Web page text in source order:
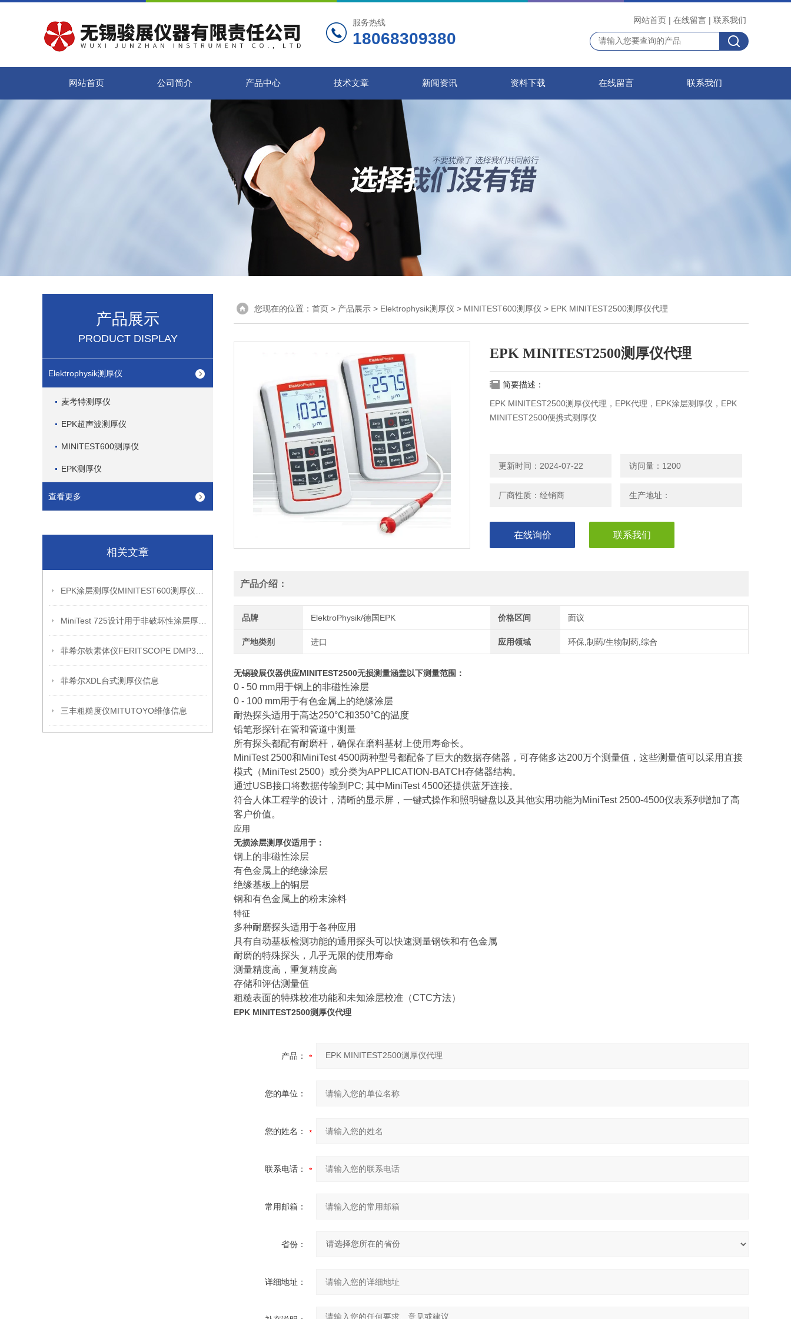
服务热线
18068309380
网站首页 | 在线留言 | 联系我们
网站首页 公司简介 产品中心 技术文章 新闻资讯 资料下载 在线留言 联系我们
产品展示
PRODUCT DISPLAY
Elektrophysik测厚仪
麦考特测厚仪
EPK超声波测厚仪
MINITEST600测厚仪
EPK测厚仪
查看更多
相关文章
菲希尔XDL台式测厚仪信息
三丰粗糙度仪MITUTOYO维修信息
您现在的位置： 首页 > 产品展示 > Elektrophysik测厚仪 > MINITEST600测厚仪 > EPK MINITEST2500测厚仪代理
EPK MINITEST2500测厚仪代理
简要描述：
EPK MINITEST2500测厚仪代理，EPK代理，EPK涂层测厚仪，EPK
MINITEST2500便携式测厚仪
更新时间：2024-07-22 访问量：1200
厂商性质：经销商 生产地址：
在线询价 联系我们
产品介绍：
品牌 ElektroPhysik/德国EPK 价格区间 面议
产地类别 进口 应用领域 环保,制药/生物制药,综合
无锡骏展仪器供应MINITEST2500无损测量涵盖以下测量范围：
0 - 50 mm用于钢上的非磁性涂层
0 - 100 mm用于有色金属上的绝缘涂层
耐热探头适用于高达250°C和350°C的温度
铅笔形探针在管和管道中测量
所有探头都配有耐磨杆，确保在磨料基材上使用寿命长。
MiniTest 2500和MiniTest 4500两种型号都配备了巨大的数据存储器，可存储多达200万个测量值，这些测量值可以采用直接
模式（MiniTest 2500）或分类为APPLICATION-BATCH存储器结构。
通过USB接口将数据传输到PC; 其中MiniTest 4500还提供蓝牙连接。
符合人体工程学的设计，清晰的显示屏，一键式操作和照明键盘以及其他实用功能为MiniTest 2500-4500仪表系列增加了高
客户价值。
应用
无损涂层测厚仪适用于：
钢上的非磁性涂层
有色金属上的绝缘涂层
绝缘基板上的铜层
钢和有色金属上的粉末涂料
特征
多种耐磨探头适用于各种应用
具有自动基板检测功能的通用探头可以快速测量钢铁和有色金属
耐磨的特殊探头，几乎无限的使用寿命
测量精度高，重复精度高
存储和评估测量值
粗糙表面的特殊校准功能和未知涂层校准（CTC方法）
EPK MINITEST2500测厚仪代理
产品：
您的单位：
您的姓名：
联系电话：
常用邮箱：
省份：
详细地址：